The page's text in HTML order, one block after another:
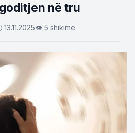
në tru
13.11.2025👁 5 shikime